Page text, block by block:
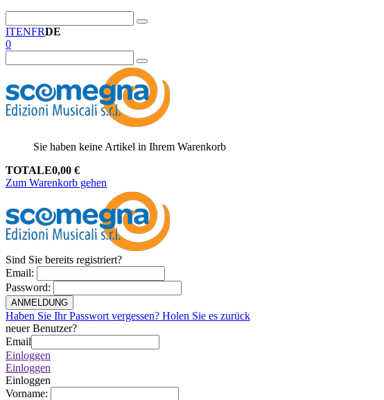
ITENFRDE
0
Sie haben keine Artikel in Ihrem Warenkorb
TOTALE0,00 €
Zum Warenkorb gehen
Sind Sie bereits registriert?
Email:
Password:
ANMELDUNG
Haben Sie Ihr Passwort vergessen? Holen Sie es zurück
neuer Benutzer?
Email
Einloggen
Einloggen
Einloggen
Vorname: